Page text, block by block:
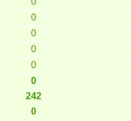
0
0
0
0
0
242
0